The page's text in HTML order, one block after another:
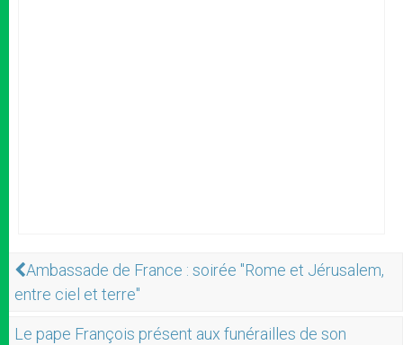
Ambassade de France : soirée "Rome et Jérusalem,
entre ciel et terre"
Le pape François présent aux funérailles de son